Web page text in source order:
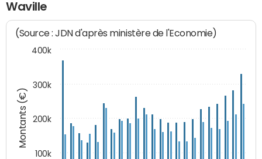
Waville
Montants (€)
(Source : JDN d'après ministère de l'Economie)
100k
200k
300k
400k